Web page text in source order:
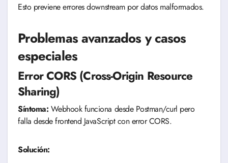
Esto previene errores downstream por datos malformados.
Problemas avanzados y casos
especiales
Error CORS (Cross-Origin Resource
Sharing)
Síntoma: Webhook funciona desde Postman/curl pero
falla desde frontend JavaScript con error CORS.
Solución: